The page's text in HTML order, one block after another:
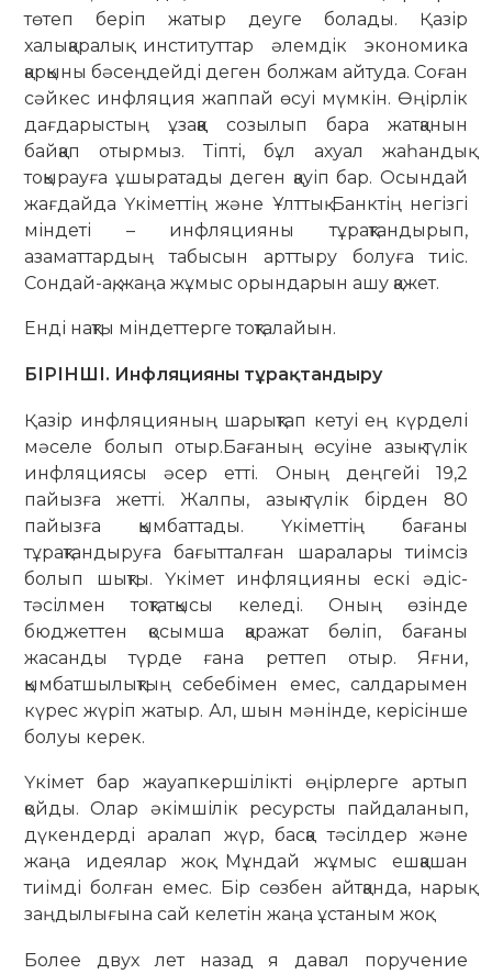
төтеп беріп жатыр деуге болады. Қазір
халықаралық институттар әлемдік экономика
қарқыны бәсеңдейді деген болжам айтуда. Соған
сәйкес инфляция жаппай өсуі мүмкін. Өңірлік
дағдарыстың ұзаққа созылып бара жатқанын
байқап отырмыз. Тіпті, бұл ахуал жаһандық
тоқырауға ұшыратады деген қауіп бар. Осындай
жағдайда Үкіметтің және Ұлттық Банктің негізгі
міндеті – инфляцияны тұрақтандырып,
азаматтардың табысын арттыру болуға тиіс.
Сондай-ақ, жаңа жұмыс орындарын ашу қажет.
Енді нақты міндеттерге тоқталайын.
БІРІНШІ. Инфляцияны тұрақтандыру
Қазір инфляцияның шарықтап кетуі ең күрделі
мәселе болып отыр.Бағаның өсуіне азық-түлік
инфляциясы әсер етті. Оның деңгейі 19,2
пайызға жетті. Жалпы, азық-түлік бірден 80
пайызға қымбаттады. Үкіметтің бағаны
тұрақтандыруға бағытталған шаралары тиімсіз
болып шықты. Үкімет инфляцияны ескі әдіс-
тәсілмен тоқтатқысы келеді. Оның өзінде
бюджеттен қосымша қаражат бөліп, бағаны
жасанды түрде ғана реттеп отыр. Яғни,
қымбатшылықтың себебімен емес, салдарымен
күрес жүріп жатыр. Ал, шын мәнінде, керісінше
болуы керек.
Үкімет бар жауапкершілікті өңірлерге артып
қойды. Олар әкімшілік ресурсты пайдаланып,
дүкендерді аралап жүр, басқа тәсілдер және
жаңа идеялар жоқ. Мұндай жұмыс ешқашан
тиімді болған емес. Бір сөзбен айтқанда, нарық
заңдылығына сай келетін жаңа ұстаным жоқ.
Более двух лет назад я давал поручение